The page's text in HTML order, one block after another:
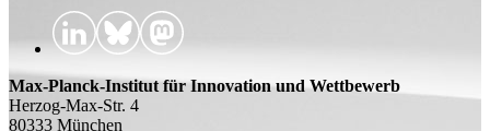
Max-Planck-Institut für Innovation und Wettbewerb
Herzog-Max-Str. 4
80333 München